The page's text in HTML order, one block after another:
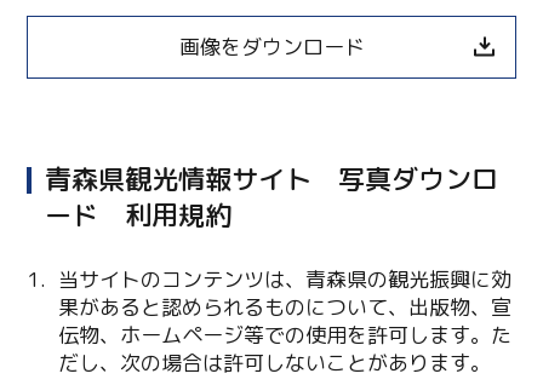
画像をダウンロード
青森県観光情報サイト 写真ダウンロ
ード 利用規約
当サイトのコンテンツは、青森県の観光振興に効
果があると認められるものについて、出版物、宣
伝物、ホームページ等での使用を許可します。た
だし、次の場合は許可しないことがあります。